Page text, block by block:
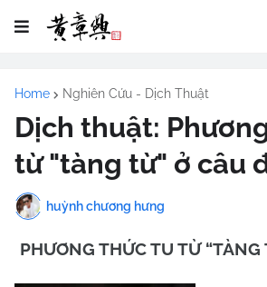
Home Nghiên Cứu - Dịch Thuật
Dịch thuật:
từ "tàng từ" ở câu
huỳnh chương hưng
PHƯƠNG THỨC TU TỪ “TÀNG